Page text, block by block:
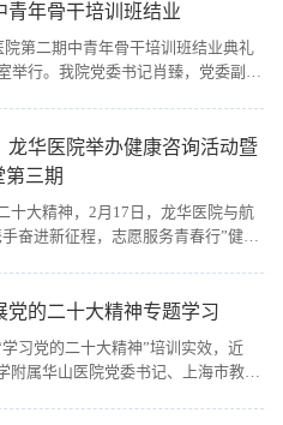
青年骨干培训班结业
第二期中青年骨干培训班结业典礼
举行。我院党委书记肖臻，党委副书
龙华医院举办健康咨询活动暨
第三期
十大精神，2月17日，龙华医院与航
奋进新征程，志愿服务青春行”健康
党的二十大精神专题学习
习党的二十大精神”培训实效，近
附属华山医院党委书记、上海市教卫